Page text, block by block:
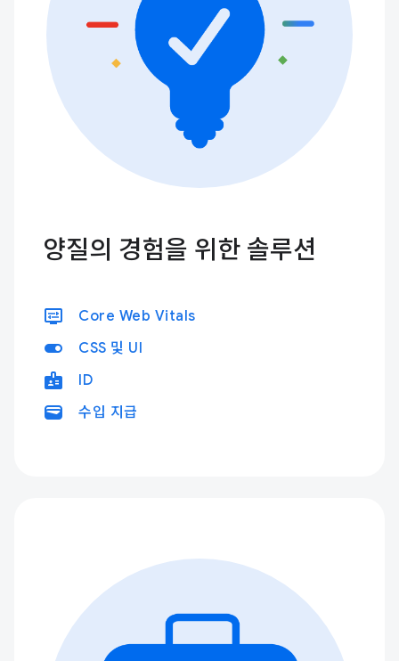
양질의 경험을 위한 솔루션
display_settings Core Web Vitals
toggle_on CSS 및 UI
badge ID
wallet 수입 지급